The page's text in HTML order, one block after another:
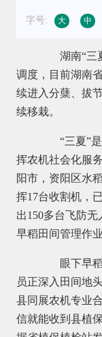
字号: 大 中
湖南“三夏
调度，目前湖南
续进入分蘖、拔
续移栽。
“三夏”是
挥农机社会化服
阳市，资阳区水
挥17台收割机，
出150多台飞防
早稻田间管理作业
眼下早稻
员正深入田间地
县同展农机专业
信就能收到县植